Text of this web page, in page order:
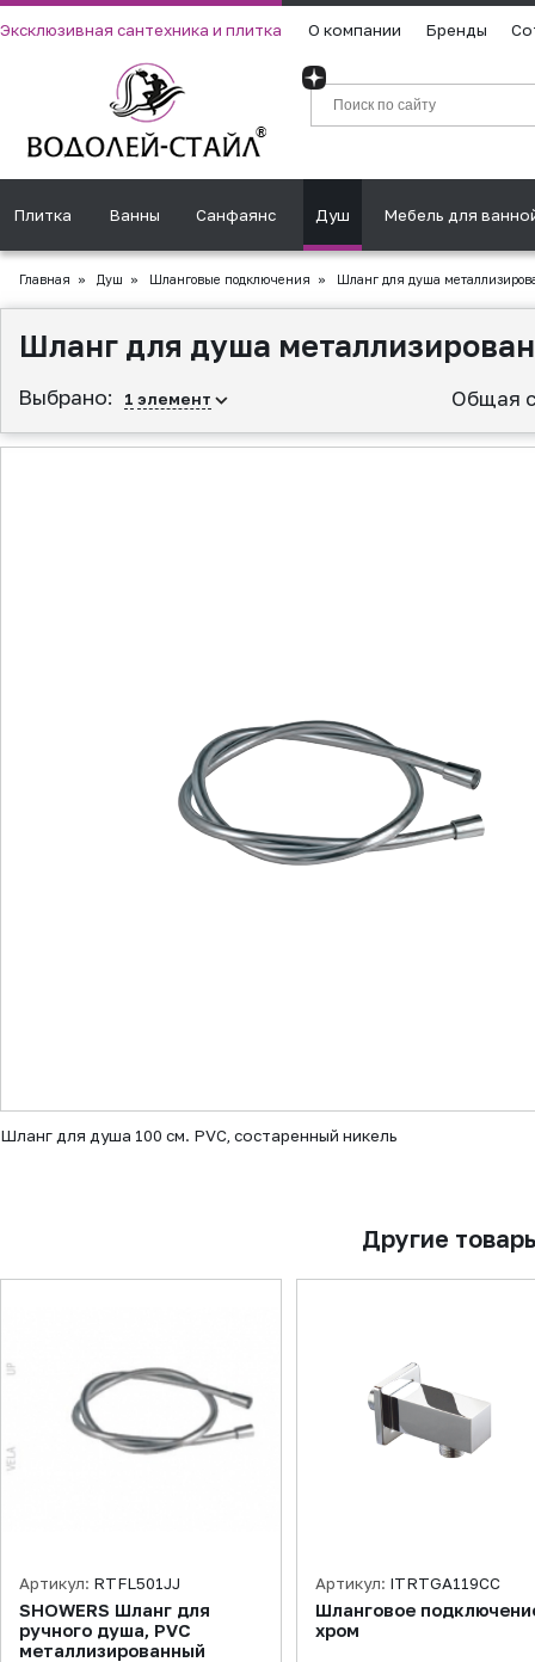
Эксклюзивная сантехника и плитка О компании Бренды
Плитка Ванны Санфаянс Душ Мебель для
Главная » Душ » Шланговые подключения » Шланг для душа
Шланг для душа
Выбрано: 1 элемент Общая
Шланг для душа 100 см. PVC, состаренный никель
Другие
Артикул: RTFL501JJ
SHOWERS Шланг для
ручного душа, PVC
металлизированный
Артикул: ITRTGA119CC
Шланговое
хром